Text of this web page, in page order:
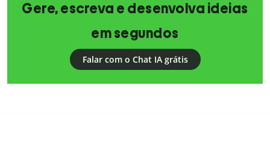
Gere, escreva e desenvolva ideias
em segundos
Falar com o Chat IA grátis